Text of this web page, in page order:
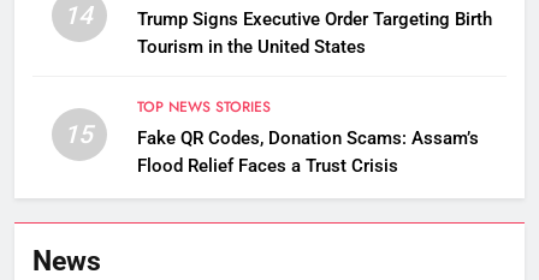
14
Trump Signs Executive Order Targeting Birth
Tourism in the United States
15
TOP NEWS STORIES
Fake QR Codes, Donation Scams: Assam’s
Flood Relief Faces a Trust Crisis
News